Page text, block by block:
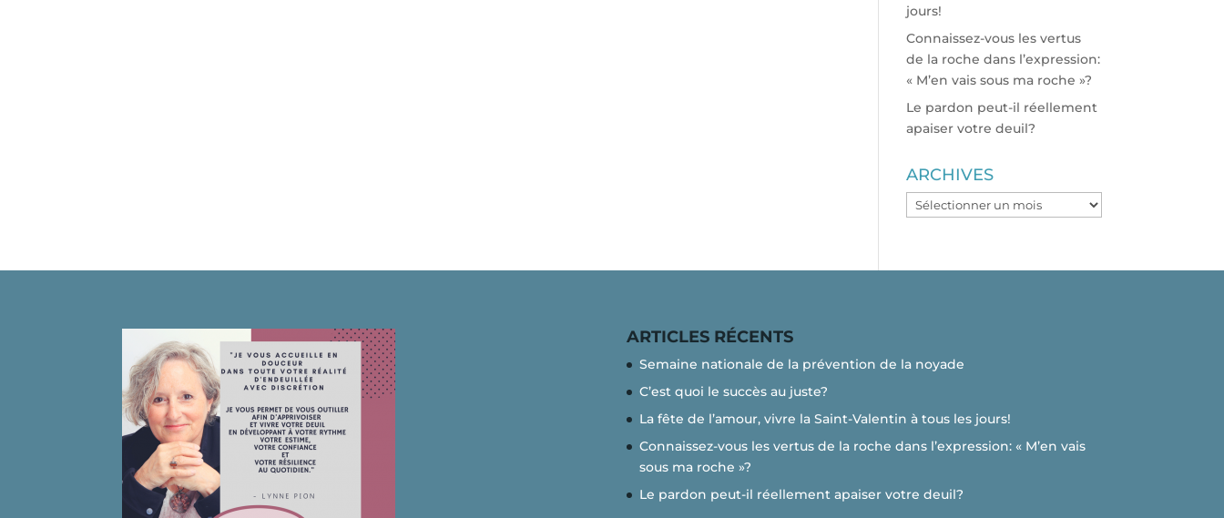
jours!
Connaissez-vous les vertus
de la roche dans l’expression:
« M’en vais sous ma roche »?
Le pardon peut-il réellement
apaiser votre deuil?
ARCHIVES
ARCHIVES
ARTICLES RÉCENTS
Semaine nationale de la prévention de la noyade
C’est quoi le succès au juste?
La fête de l’amour, vivre la Saint-Valentin à tous les jours!
Connaissez-vous les vertus de la roche dans l’expression: « M’en vais
sous ma roche »?
Le pardon peut-il réellement apaiser votre deuil?